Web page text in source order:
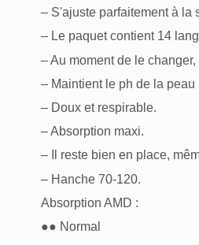
– S'ajuste parfaitement à la
– Le paquet contient 14
– Au moment de le
– Maintient le ph de la peau
– Doux et respirable.
– Absorption maxi.
– Il reste bien en place,
– Hanche 70-120.
Absorption AMD :
●● Normal